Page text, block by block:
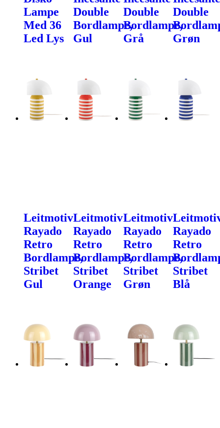
Lampe
Med 36
Led Lys
Double
Bordlampe,
Gul
Double
Bordlampe,
Grå
Double
Grøn
Leitmotiv
Rayado
Retro
Bordlampe,
Stribet
Gul
Leitmotiv
Rayado
Retro
Bordlampe,
Stribet
Orange
Leitmotiv
Rayado
Retro
Bordlampe,
Stribet
Grøn
Rayado
Retro
Stribet
Blå